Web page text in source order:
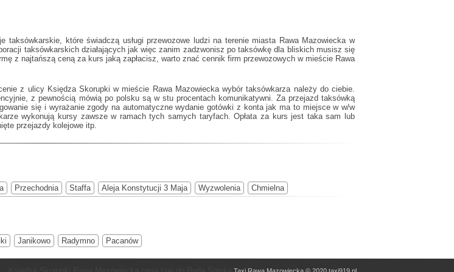
które świadczą usługi przewozowe ludzi na terenie miasta Rawa Mazowiecka w
taksówkarskich działających jakwięc zanim zadzwonisz po taksówkę dla bliskich musisz się
z najtańszą ceną za kurs jaką zapłacisz, warto znać cennik firm przewozowych w mieście Rawa
z ulicy Księdza Skorupki w mieście Rawa Mazowiecka wybór taksówkarza należy do ciebie.
z pewnością mówią po polsku są w stu procentach komunikatywni. Za przejazd taksówką
się i wyrażanie zgody na automatyczne wydanie gotówki z konta jak ma to miejsce w w/w
wykonują kursy zawsze w ramach tych samych taryfach. Opłata za kurs jest taka sam lub
przejazdy kolejowe itp.
Przechodnia Staffa Aleja Konstytucji 3 Maja Wyzwolenia Chmielna
Janikowo Radymno Pacanów